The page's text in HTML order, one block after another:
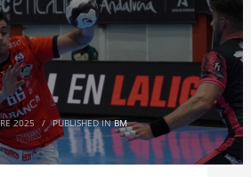
2025 / PUBLISHED INBM